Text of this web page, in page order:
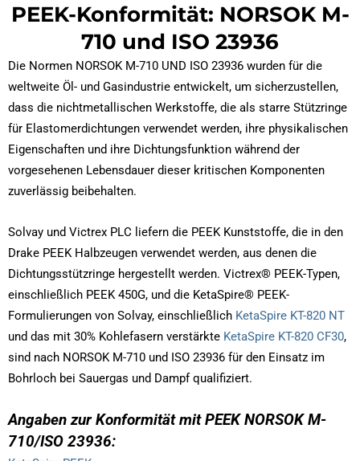
PEEK-Konformität: NORSOK M-
710 und ISO 23936
Die Normen NORSOK M-710 UND ISO 23936 wurden für die
weltweite Öl- und Gasindustrie entwickelt, um sicherzustellen,
dass die nichtmetallischen Werkstoffe, die als starre Stützringe
für Elastomerdichtungen verwendet werden, ihre physikalischen
Eigenschaften und ihre Dichtungsfunktion während der
vorgesehenen Lebensdauer dieser kritischen Komponenten
zuverlässig beibehalten.
Solvay und Victrex PLC liefern die PEEK Kunststoffe, die in den
Drake PEEK Halbzeugen verwendet werden, aus denen die
Dichtungsstützringe hergestellt werden. Victrex® PEEK-Typen,
einschließlich PEEK 450G, und die KetaSpire® PEEK-
Formulierungen von Solvay, einschließlich KetaSpire KT-820 NT
und das mit 30% Kohlefasern verstärkte KetaSpire KT-820 CF30,
sind nach NORSOK M-710 und ISO 23936 für den Einsatz im
Bohrloch bei Sauergas und Dampf qualifiziert.
Angaben zur Konformität mit PEEK NORSOK M-
710/ISO 23936: